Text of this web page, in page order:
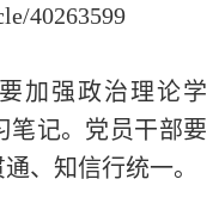
40263599
加强政治理论学
笔记。党员干部要
、知信行统一。